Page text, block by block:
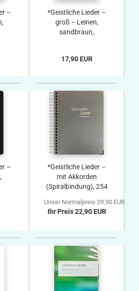
–
*Geistliche Lieder –
groß – Leinen,
sandbraun,
17,90 EUR
–
*Geistliche Lieder –
mit Akkorden
(Spiralbindung), 254
Unser Normalpreis 29,90 EUR
Ihr Preis 22,90 EUR